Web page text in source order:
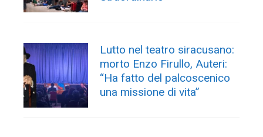
Lutto nel teatro siracusano:
morto Enzo Firullo, Auteri:
“Ha fatto del palcoscenico
una missione di vita”